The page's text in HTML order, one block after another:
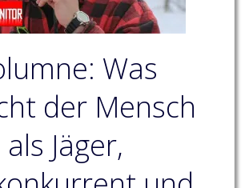
Was
der Mensch
als Jäger,